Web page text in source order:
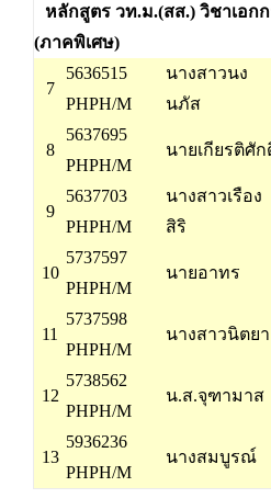
หลักสูตร วท.ม.(สส.) วิชาเอ
(ภาคพิเศษ)
7
5636515
PHPH/M
นางสาวนง
นภัส
8
5637695
PHPH/M
นายเกียรติศัก
9
5637703
PHPH/M
นางสาวเรือง
สิริ
10
5737597
PHPH/M
นายอาทร
11
5737598
PHPH/M
นางสาวนิตยา
12
5738562
PHPH/M
น.ส.จุฑามาส
13
5936236
PHPH/M
นางสมบูรณ์